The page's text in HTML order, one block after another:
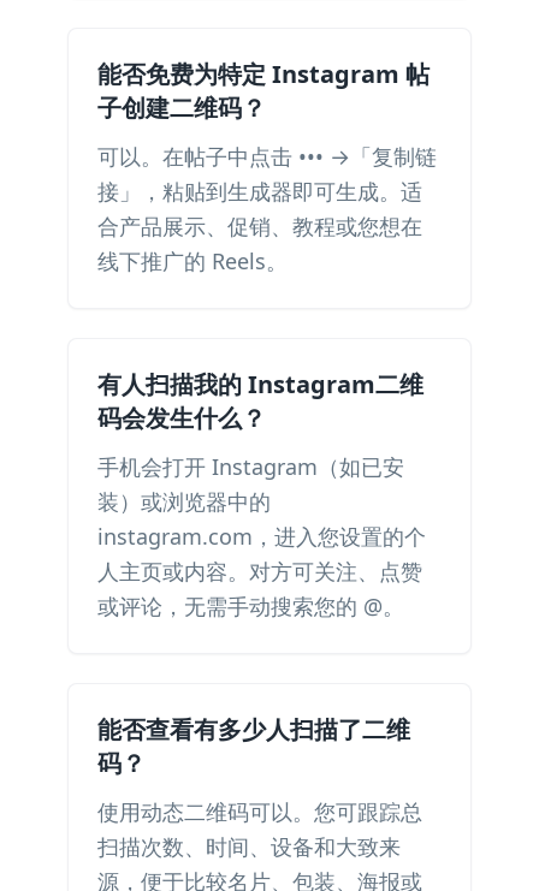
能否免费为特定 Instagram 帖
子创建二维码？
可以。在帖子中点击 ••• →「复制链
接」，粘贴到生成器即可生成。适
合产品展示、促销、教程或您想在
线下推广的 Reels。
有人扫描我的 Instagram二维
码会发生什么？
手机会打开 Instagram（如已安
装）或浏览器中的
instagram.com，进入您设置的个
人主页或内容。对方可关注、点赞
或评论，无需手动搜索您的 @。
能否查看有多少人扫描了二维
码？
使用动态二维码可以。您可跟踪总
扫描次数、时间、设备和大致来
源，便于比较名片、包装、海报或